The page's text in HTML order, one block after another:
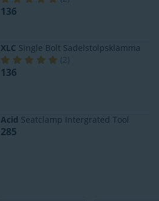
136
XLC Single Bolt Sadelstolpsklämma
(2
136
Acid Seatclamp Intergrated Tool
285